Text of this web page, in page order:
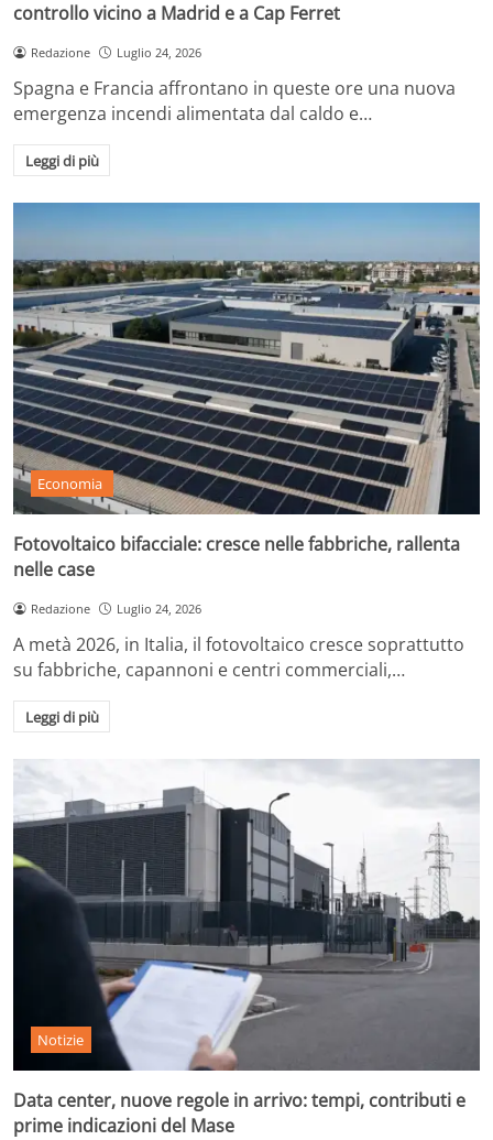
controllo vicino a Madrid e a Cap Ferret
Redazione Luglio 24, 2026
Spagna e Francia affrontano in queste ore una nuova
emergenza incendi alimentata dal caldo e…
Leggi di più
Economia
Fotovoltaico bifacciale: cresce nelle fabbriche, rallenta
nelle case
Redazione Luglio 24, 2026
A metà 2026, in Italia, il fotovoltaico cresce soprattutto
su fabbriche, capannoni e centri commerciali,…
Leggi di più
Notizie
Data center, nuove regole in arrivo: tempi, contributi e
prime indicazioni del Mase